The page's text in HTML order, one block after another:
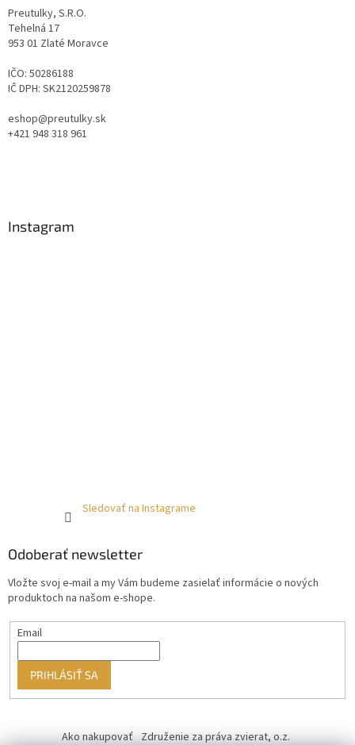
Preutulky, S.R.O.
Tehelná 17
953 01 Zlaté Moravce
IČO: 50286188
IČ DPH: SK2120259878
eshop@preutulky.sk
+421 948 318 961
Instagram
Sledovať na Instagrame
Odoberať newsletter
Vložte svoj e-mail a my Vám budeme zasielať informácie o nových
produktoch na našom e-shope.
Email
PRIHLÁSIŤ SA
Ako nakupovať Združenie za práva zvierat, o.z.